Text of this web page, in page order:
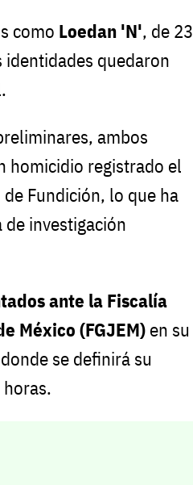
como Loedan 'N', de 23
identidades quedaron
ambos
homicidio registrado el
Fundición, lo que ha
investigación
ante la Fiscalía
México (FGJEM) en su
se definirá su